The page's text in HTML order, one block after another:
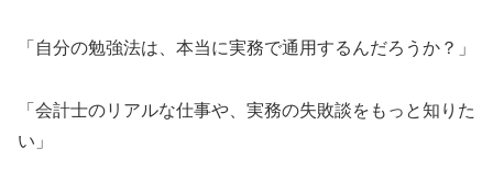
「自分の勉強法は、本当に実務で通用するんだろうか？」
「会計士のリアルな仕事や、実務の失敗談をもっと知りた
い」